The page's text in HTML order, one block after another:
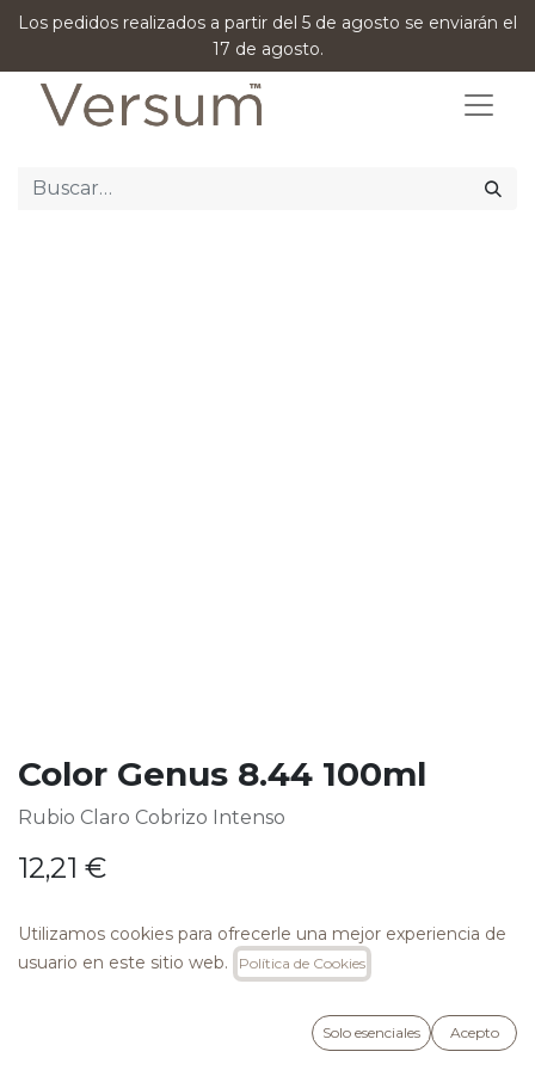
Los pedidos realizados a partir del 5 de agosto se enviarán el
17 de agosto.
Color Genus 8.44 100ml
Rubio Claro Cobrizo Intenso
12,21 €
AÑADIR A LA CESTA
Utilizamos cookies para ofrecerle una mejor experiencia de
usuario en este sitio web.
Política de Cookies
Solo esenciales Acepto